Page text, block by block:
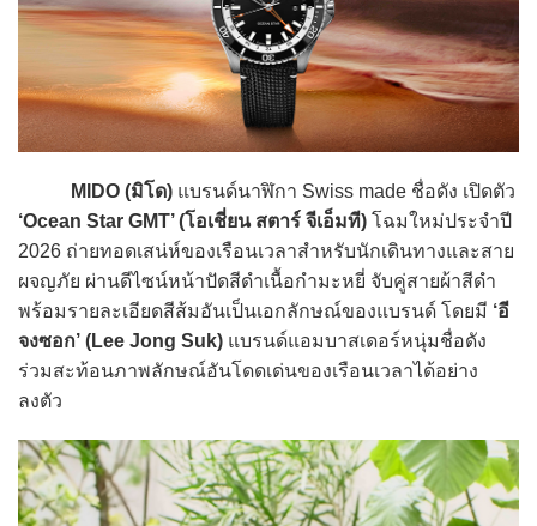
MIDO (มิโด) แบรนด์นาฬิกา Swiss made ชื่อดัง เปิดตัว
‘Ocean Star GMT’ (โอเชี่ยน สตาร์ จีเอ็มที) โฉมใหม่ประจำปี
2026 ถ่ายทอดเสน่ห์ของเรือนเวลาสำหรับนักเดินทางและสาย
ผจญภัย ผ่านดีไซน์หน้าปัดสีดำเนื้อกำมะหยี่ จับคู่สายผ้าสีดำ
พร้อมรายละเอียดสีส้มอันเป็นเอกลักษณ์ของแบรนด์ โดยมี ‘อี
จงซอก’ (Lee Jong Suk) แบรนด์แอมบาสเดอร์หนุ่มชื่อดัง
ร่วมสะท้อนภาพลักษณ์อันโดดเด่นของเรือนเวลาได้อย่าง
ลงตัว